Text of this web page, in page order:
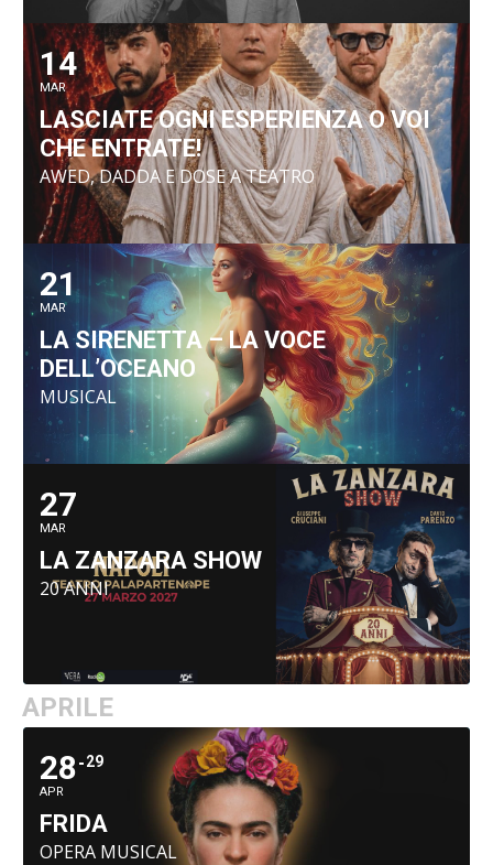
14
MAR
LASCIATE OGNI ESPERIENZA O VOI
CHE ENTRATE!
AWED, DADDA E DOSE A TEATRO
21
MAR
LA SIRENETTA – LA VOCE
DELL’OCEANO
MUSICAL
27
MAR
LA ZANZARA SHOW
20 ANNI
APRILE
28
APR
29
FRIDA
OPERA MUSICAL